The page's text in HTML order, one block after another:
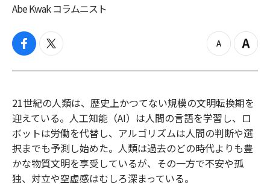
Abe Kwak コラムニスト
f
c
o
o
k
t
i
e
r
z
o
u
t
Z
o
n
21世紀の人類は、歴史上かつてない規模の文明転換期を
迎えている。人工知能（AI）は人間の言語を学習し、ロ
ボットは労働を代替し、アルゴリズムは人間の判断や選
択までも予測し始めた。人類は過去のどの時代よりも豊
かな物質文明を享受しているが、その一方で不安や孤
独、対立や空虚感はむしろ深まっている。